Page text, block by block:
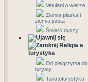
Vetulani o wierze
Ziemia płaska i
ziemia pusta
Śmierć duszy
Religia a
turystyka
Od pielgrzyma do
turysty
Tanatoturystyka